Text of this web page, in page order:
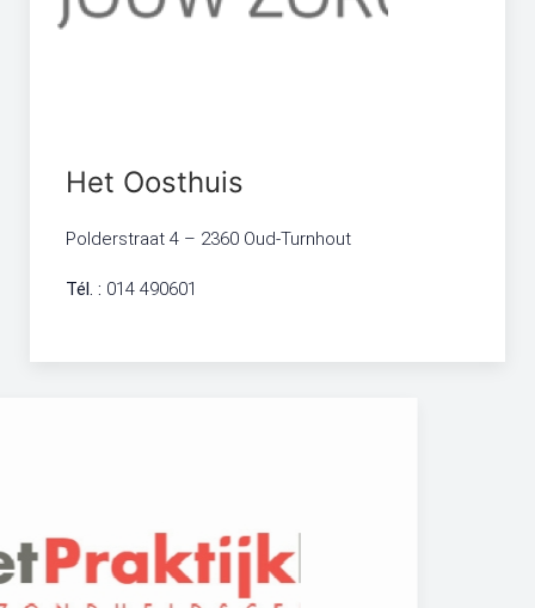
Het Oosthuis
Polderstraat 4 – 2360 Oud-Turnhout
Tél. : 014 490601